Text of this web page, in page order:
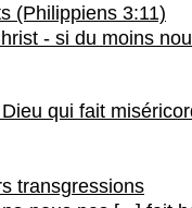
(Philippiens 3:11)
- si du moins
qui fait
transgressions